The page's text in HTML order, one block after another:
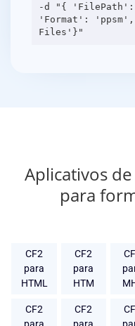
-d "{
'Format':
Aplicativos
para
CF2
para
HTML
CF2
para
HTM
CF2
CF2